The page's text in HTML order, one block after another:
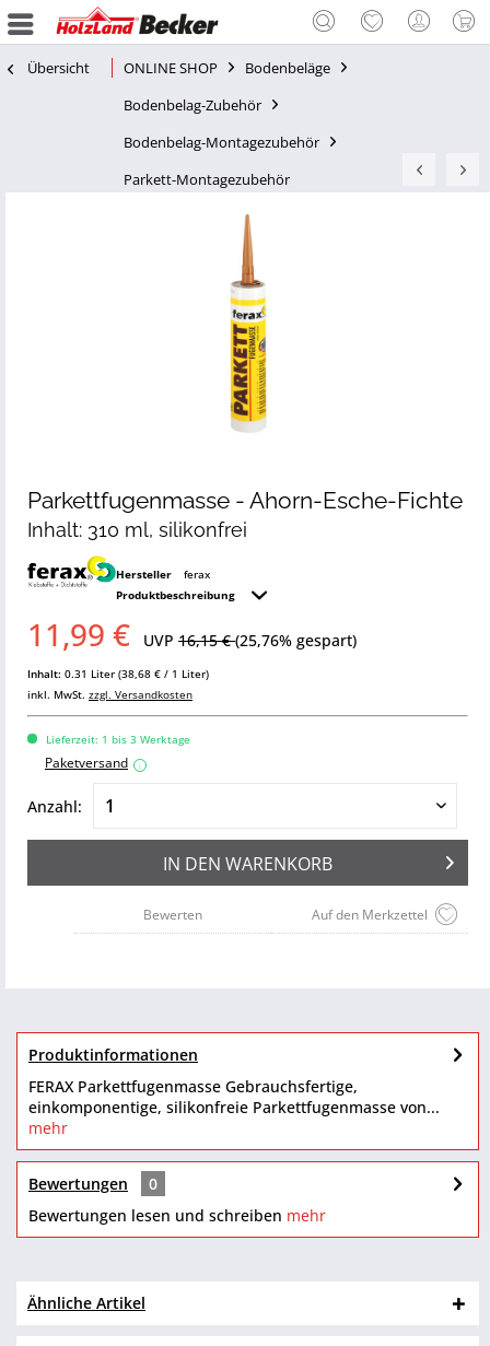
Übersicht ONLINE SHOP
Bodenbeläge
Bodenbelag-Zubehör
Bodenbelag-Montagezubehör
Parkett-Montagezubehör
Parkettfugenmasse - Ahorn-Esche-Fichte
Inhalt: 310 ml, silikonfrei
Hersteller
ferax
Produktbeschreibung
11,99 € UVP 16,15 €(25,76% gespart)
Inhalt: 0.31 Liter (38,68 € / 1 Liter)
inkl. MwSt. zzgl. Versandkosten
Lieferzeit: 1 bis 3 Werktage
Paketversand i
Anzahl:
IN DEN WARENKORB
Auf den Merkzettel
Bewerten
Produktinformationen
FERAX Parkettfugenmasse Gebrauchsfertige,
einkomponentige, silikonfreie Parkettfugenmasse von...
mehr
Bewertungen
0
Bewertungen lesen und schreiben mehr
Ähnliche Artikel